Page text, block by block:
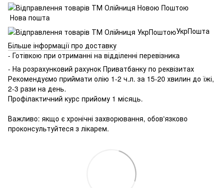
Нова пошта
УкрПошта
Більше інформації про доставку
- Готівкою при отриманні на відділенні перевізника
- На розрахунковий рахунок Приватбанку по реквізитах
Рекомендуємо приймати олію 1-2 ч.л. за 15-20 хвилин до їжі,
2-3 рази на день.
Профілактичний курс прийому 1 місяць.
Важливо: якщо є хронічні захворювання, обов'язково
проконсультуйтеся з лікарем.